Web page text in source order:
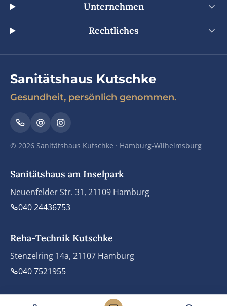
Unternehmen
Rechtliches
Sanitätshaus Kutschke
Gesundheit, persönlich genommen.
© 2026 Sanitätshaus Kutschke · Hamburg-Wilhelmsburg
Sanitätshaus am Inselpark
Neuenfelder Str. 31, 21109 Hamburg
040 24436753
Reha-Technik Kutschke
Stenzelring 14a, 21107 Hamburg
040 7521955